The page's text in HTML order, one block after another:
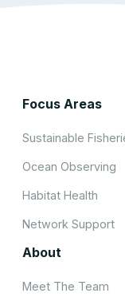
Focus Areas
Sustainable
Ocean Observing
Habitat Health
Network Support
About
Meet The Team